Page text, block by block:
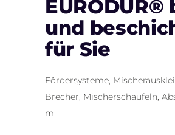
EURODUR®
und
für Sie
Fördersysteme,
Brecher, Mischerschaufeln,
m.